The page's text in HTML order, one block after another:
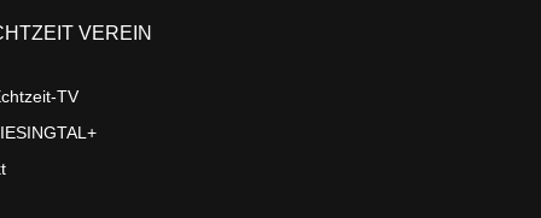
VEREIN
TV